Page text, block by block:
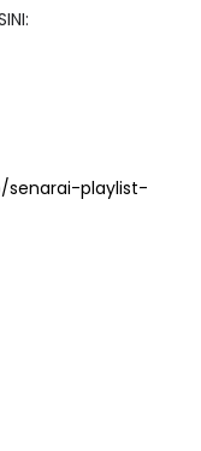
playlist-